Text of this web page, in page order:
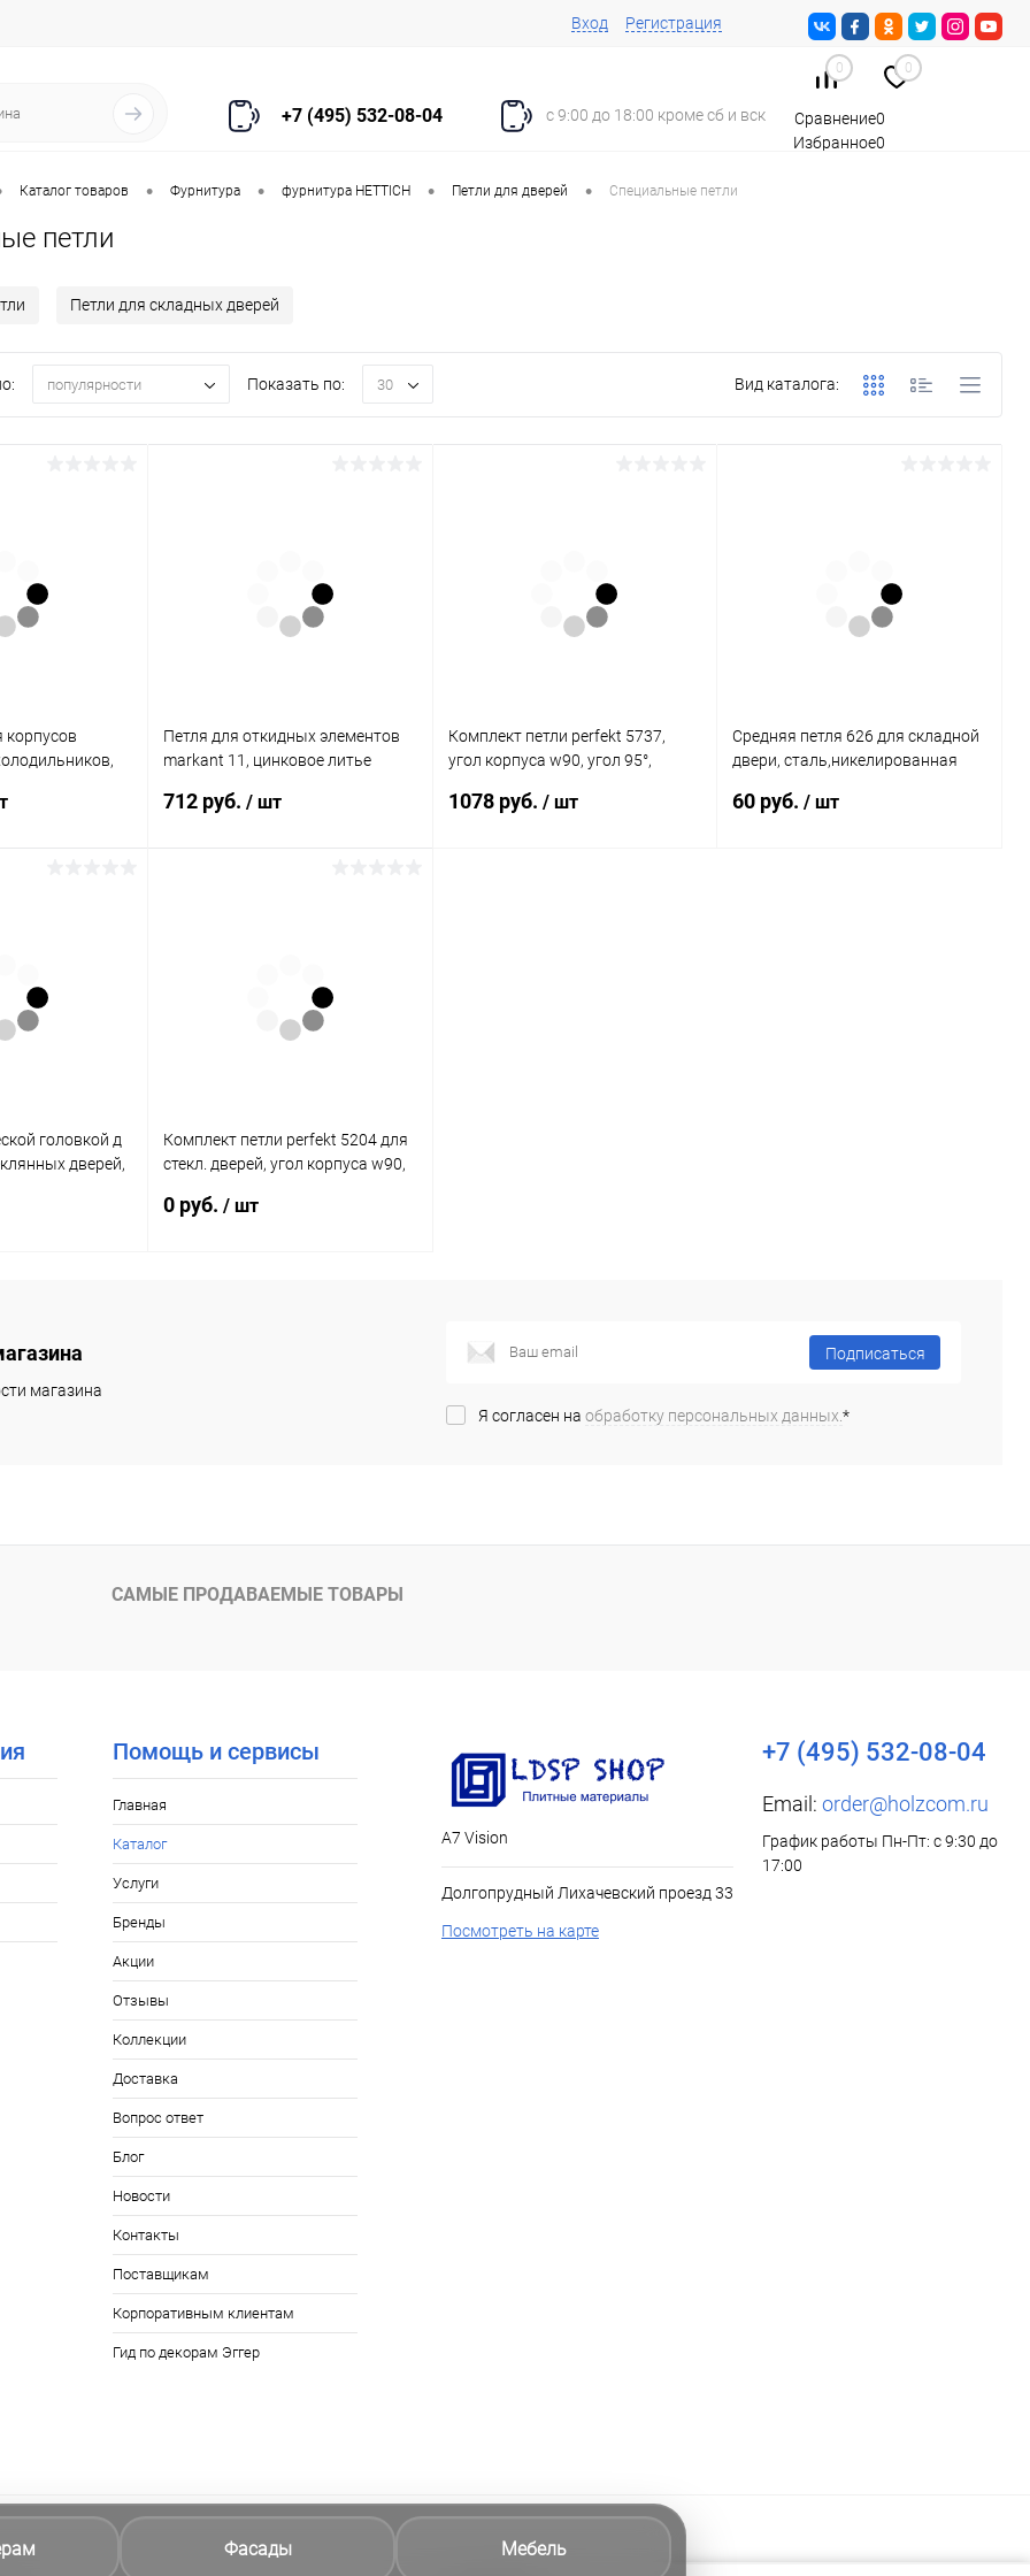
Вход Регистрация
+7 (495) 532-08-04 с 9:00 до 18:00 кроме сб и вск
0 0
Сравнение0
Избранное0
Каталог товаров • Фурнитура • фурнитура HETTICH • Петли для дверей • Специальные петли
петли
Петли для складных дверей
популярности Показать по: 30 Вид каталога:
корпусов
В наличии
Петля для откидных элементов
markant 11, цинковое литье
712 руб. / шт
В наличии
Комплект петли perfekt 5737,
угол корпуса w90, угол 95°,
1078 руб. / шт
Средняя петля 626 для складной
двери, сталь,никелированная
60 руб./ шт
головкой д
дверей,
К сравнению
В наличии
Комплект петли perfekt 5204 для
стекл. дверей, угол корпуса w90,
Hettich
0 руб. / шт
магазина
Подписаться
Я согласен на обработку персональных данных. *
САМЫЕ ПРОДАВАЕМЫЕ ТОВАРЫ
Помощь и сервисы
Главная
Каталог
Услуги
Бренды
Акции
Отзывы
Коллекции
Доставка
Вопрос ответ
Блог
Новости
Контакты
Поставщикам
Корпоративным клиентам
Гид по декорам Эггер
А7 Vision
Долгопрудный Лихачевский проезд 33
Посмотреть на карте
+7 (495) 532-08-04
Email: order@holzcom.ru
График работы Пн-Пт: с 9:30 до
17:00
Фасады Мебель